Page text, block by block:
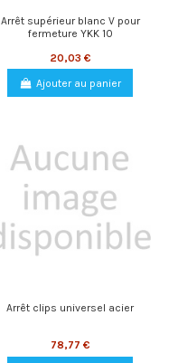
Arrêt supérieur blanc V pour
fermeture YKK 10
20,03 €
Ajouter au panier
Arrêt clips universel acier
78,77 €